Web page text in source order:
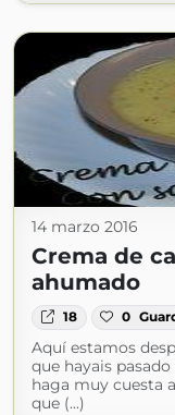
14 marzo 2016
Crema de
ahumado
18 0
Aquí estamos
que hayais
haga muy cuesta
que (...)